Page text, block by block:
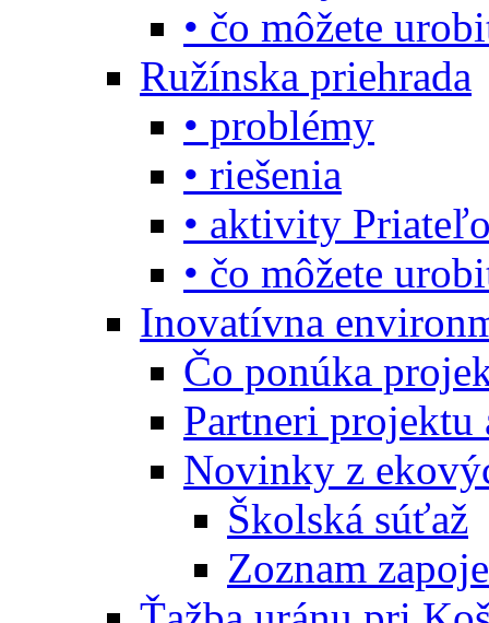
• čo môžete
Ružínska priehrada
• problémy
• riešenia
• aktivity
• čo môžete
Inovatívna
Čo ponúka
Partneri projektu
Novinky z
Školská súťaž
Zoznam